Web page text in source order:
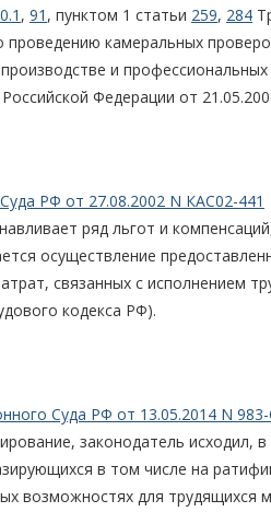
, 91 , пунктом 1 статьи 259, 284
проведению камеральных
и
Федерации от
РФ от 27.08.2002 N КАС02-441
ряд льгот и
осуществление
связанных с исполнением
кодекса РФ).
Суда РФ от 13.05.2014 N
законодатель исходил,
в том числе на
возможностях для